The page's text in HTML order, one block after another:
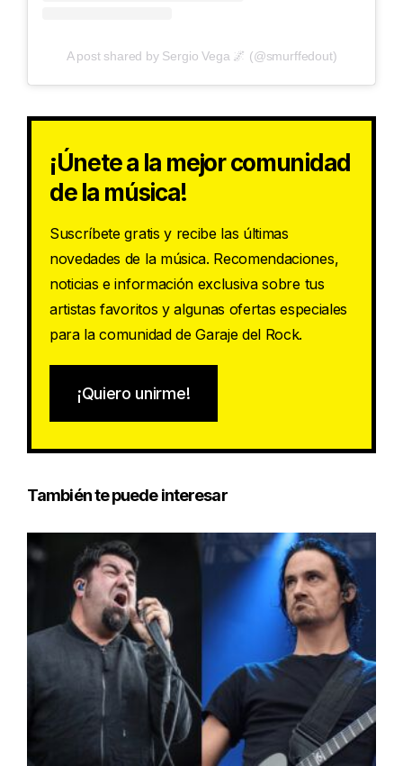
A post shared by Sergio Vega 🌌 (@smurffedout)
¡Únete a la mejor comunidad
de la música!
Suscríbete gratis y recibe las últimas
novedades de la música. Recomendaciones,
noticias e información exclusiva sobre tus
artistas favoritos y algunas ofertas especiales
para la comunidad de Garaje del Rock.
¡Quiero unirme!
También te puede interesar